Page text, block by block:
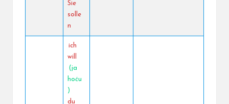
Sie
solle
n
ich
will
(ja
hoću
)
du